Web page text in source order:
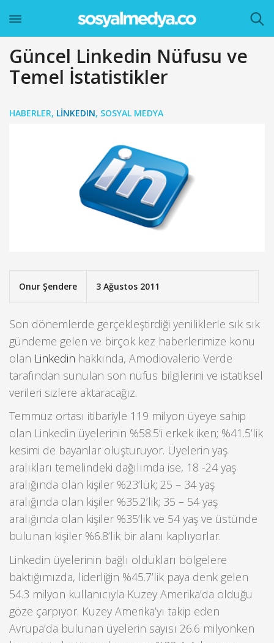
Güncel Linkedin Nüfusu ve
Temel İstatistikler
HABERLER, LINKEDIN, SOSYAL MEDYA
Onur Şendere 3 Ağustos 2011
Son dönemlerde gerçekleştirdiği yeniliklerle sık sık
gündeme gelen ve birçok kez haberlerimize konu
olan Linkedin hakkında, Amodiovalerio Verde
tarafından sunulan son nüfus bilgilerini ve istatiksel
verileri sizlere aktaracağız.
Temmuz ortası itibariyle 119 milyon üyeye sahip
olan Linkedin üyelerinin %58.5’i erkek iken; %41.5’lik
kesimi de bayanlar oluşturuyor. Üyelerin yaş
aralıkları temelindeki dağılımda ise, 18 -24 yaş
aralığında olan kişiler %23’lük; 25 – 34 yaş
aralığında olan kişiler %35.2’lik; 35 – 54 yaş
aralığında olan kişiler %35’lik ve 54 yaş ve üstünde
bulunan kişiler %6.8’lik bir alanı kaplıyorlar.
Linkedin üyelerinin bağlı oldukları bölgelere
baktığımızda, liderliğin %45.7’lik paya denk gelen
54.3 milyon kullanıcıyla Kuzey Amerika’da olduğu
göze çarpıyor. Kuzey Amerika’yı takip eden
Avrupa’da bulunan üyelerin sayısı 26.6 milyonken